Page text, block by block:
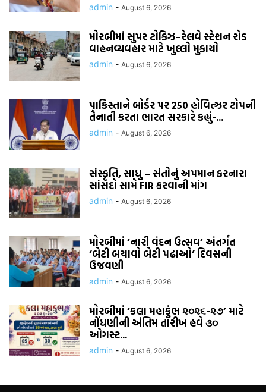
admin - August 6, 2026
મોરબીમાં સુપર ટોકિઝ–રેલવે સ્ટેશન રોડ
વાહનવ્યવહાર માટે ખુલ્લો મુકાયો
admin - August 6, 2026
પાકિસ્તાને બોર્ડર પર 250 હોવિત્ઝર ટોપની
તૈનાતી કરતા ભારત સરકારે કહ્યું-...
admin - August 6, 2026
સંસ્કૃતિ, સાધુ – સંતોનું અપમાન કરનારા
સાંસદો સામે FIR કરવાની માંગ
admin - August 6, 2026
મોરબીમાં ‘નારી વંદન ઉત્સવ’ અંતર્ગત
‘બેટી બચાવો બેટી પઢાઓ’ દિવસની
ઉજવણી
admin - August 6, 2026
મોરબીમાં ‘કલા મહાકુંભ ૨૦૨૬-૨૭’ માટે
નોંધણીની અંતિમ તારીખ હવે ૩૦
ઓગસ્ટ...
admin - August 6, 2026